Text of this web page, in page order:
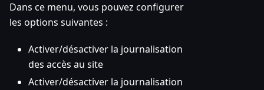
Dans ce menu, vous pouvez configurer
les options suivantes :
Activer/désactiver la journalisation
des accès au site
Activer/désactiver la journalisation